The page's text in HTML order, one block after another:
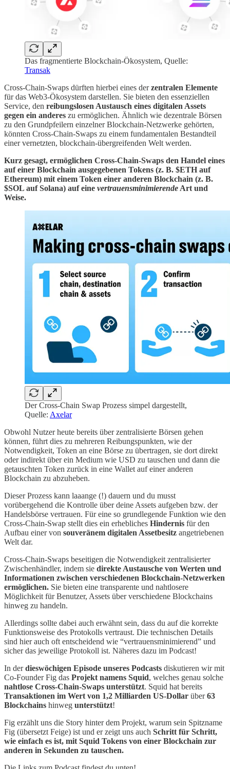
Das fragmentierte Blockchain-Ökosystem, Quelle:
Transak
Cross-Chain-Swaps dürften hierbei eines derzentralen Elemente
für das Web3-Ökosystem darstellen. Sie bieten den essenziellen
Service, den reibungslosen Austausch eines digitalen Assets
gegen ein anderes zu ermöglichen. Ähnlich wie dezentrale Börsen
zu den Grundpfeilern einzelner Blockchain-Netzwerke gehörten,
könnten Cross-Chain-Swaps zu einem fundamentalen Bestandteil
einer vernetzten, blockchain-übergreifenden Welt werden.
Kurz gesagt, ermöglichen Cross-Chain-Swaps den Handel eines
auf einer Blockchain ausgegebenen Tokens (z. B. $ETH auf
Ethereum) mit einem Token einer anderen Blockchain (z. B.
$SOL auf Solana) auf eine vertrauensminimierende Art und
Weise.
Der Cross-Chain Swap Prozess simpel dargestellt,
Quelle: Axelar
Obwohl Nutzer heute bereits über zentralisierte Börsen gehen
können, führt dies zu mehreren Reibungspunkten, wie der
Notwendigkeit, Token an eine Börse zu übertragen, sie dort direkt
oder indirekt über ein Medium wie USD zu tauschen und dann die
getauschten Token zurück in eine Wallet auf einer anderen
Blockchain zu abzuheben.
Dieser Prozess kann laaange (!) dauern und du musst
vorübergehend die Kontrolle über deine Assets aufgeben bzw. der
Handelsbörse vertrauen. Für eine so grundlegende Funktion wie den
Cross-Chain-Swap stellt dies ein erhebliches Hindernis für den
Aufbau einer von souveränem digitalen Assetbesitz angetriebenen
Welt dar.
Cross-Chain-Swaps beseitigen die Notwendigkeit zentralisierter
Zwischenhändler, indem sie direkte Austausche von Werten und
Informationen zwischen verschiedenen Blockchain-Netzwerken
ermöglichen. Sie bieten eine transparente und nahtlosere
Möglichkeit für Benutzer, Assets über verschiedene Blockchains
hinweg zu handeln.
Allerdings sollte dabei auch erwähnt sein, dass du auf die korrekte
Funktionsweise des Protokolls vertraust. Die technischen Details
sind hier auch oft entscheidend wie “vertrauensminimierend” und
sicher das jeweilige Protokoll ist. Näheres dazu im Podcast!
In derdieswöchigen Episode unseres Podcasts diskutieren wir mit
Co-Founder Fig das Projekt namens Squid, welches genau solche
nahtlose Cross-Chain-Swaps unterstützt. Squid hat bereits
Transaktionen im Wert von 1,2 Milliarden US-Dollar über63
Blockchains hinweg unterstützt!
Fig erzählt uns die Story hinter dem Projekt, warum sein Spitzname
Fig (übersetzt Feige) ist und er zeigt uns auch Schritt für Schritt,
wie einfach es ist, mit Squid Tokens von einer Blockchain zur
anderen in Sekunden zu tauschen.